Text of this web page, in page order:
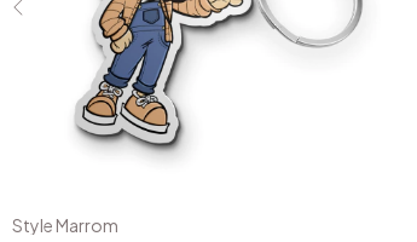
Style Marrom